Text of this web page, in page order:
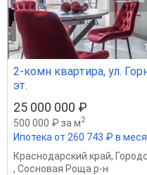
1
2-комн квартира, ул.
эт.
25 000 000 ₽
500 000 ₽ за м2
Ипотека от 260 743 ₽ в
Краснодарский край,
, Сосновая Роща р-н